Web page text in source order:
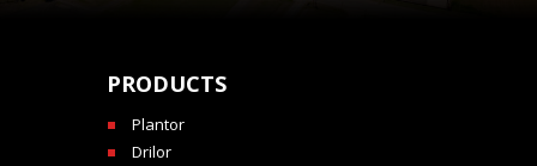
PRODUCTS
Plantor
Drilor